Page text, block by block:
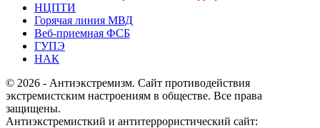
НЦПТИ
Горячая линия МВД
Веб-приемная ФСБ
ГУПЭ
НАК
© 2026 - Антиэкстремизм. Сайт противодействия
экстремистским настроениям в обществе. Все права
защищены.
Антиэкстремисткий и антитеррористический сайт: